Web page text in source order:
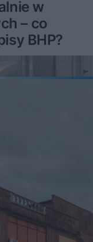
w
– co
BHP?